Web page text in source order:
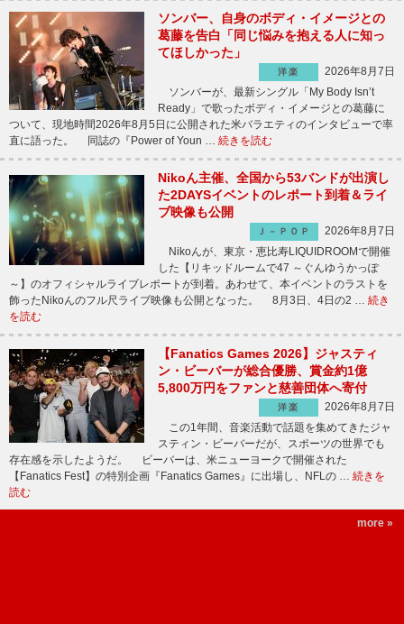
ソンバー、自身のボディ・イメージとの
葛藤を告白「同じ悩みを抱える人に知っ
てほしかった」
洋楽
2026年8月7日
ソンバーが、最新シングル「My Body Isn’t
Ready」で歌ったボディ・イメージとの葛藤に
ついて、現地時間2026年8月5日に公開された米バラエティのインタビューで率
直に語った。 同誌の『Power of Youn … 続きを読む
Nikoん主催、全国から53バンドが出演し
た2DAYSイベントのレポート到着＆ライ
ブ映像も公開
Ｊ－ＰＯＰ
2026年8月7日
Nikoんが、東京・恵比寿LIQUIDROOMで開催
した【リキッドルームで47 ～ぐんゆうかっぽ
～】のオフィシャルライブレポートが到着。あわせて、本イベントのラストを
飾ったNikoんのフル尺ライブ映像も公開となった。 8月3日、4日の2 … 続き
を読む
【Fanatics Games 2026】ジャスティ
ン・ビーバーが総合優勝、賞金約1億
5,800万円をファンと慈善団体へ寄付
洋楽
2026年8月7日
この1年間、音楽活動で話題を集めてきたジャ
スティン・ビーバーだが、スポーツの世界でも
存在感を示したようだ。 ビーバーは、米ニューヨークで開催された
【Fanatics Fest】の特別企画『Fanatics Games』に出場し、NFLの … 続きを
読む
more »